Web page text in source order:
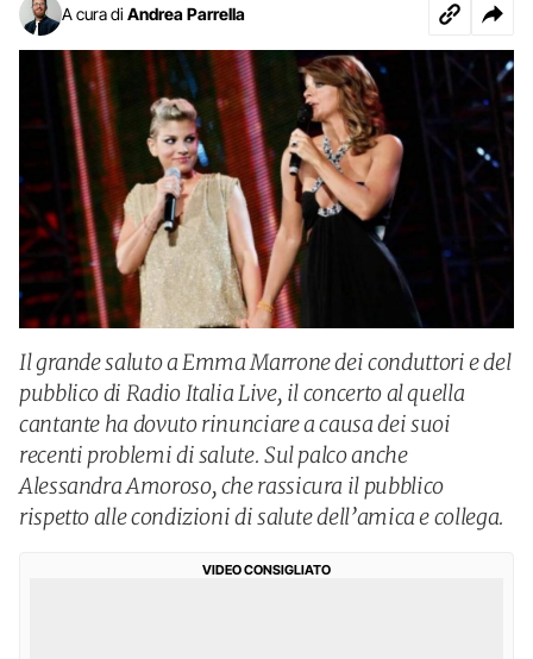
A cura di Andrea Parrella
Il grande saluto a Emma Marrone dei conduttori e del
pubblico di Radio Italia Live, il concerto al quella
cantante ha dovuto rinunciare a causa dei suoi
recenti problemi di salute. Sul palco anche
Alessandra Amoroso, che rassicura il pubblico
rispetto alle condizioni di salute dell’amica e collega.
VIDEO CONSIGLIATO